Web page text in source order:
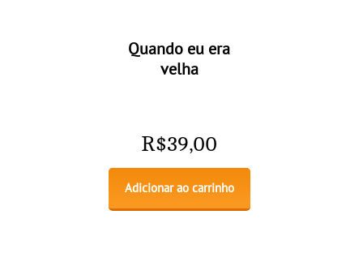
Quando eu era
velha
R$39,00
Adicionar ao carrinho